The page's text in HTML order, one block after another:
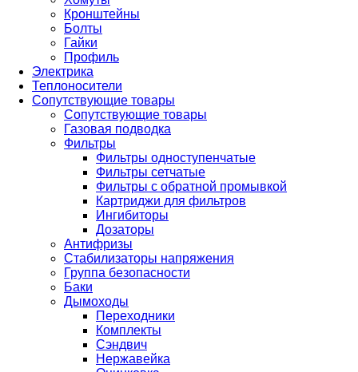
Кронштейны
Болты
Гайки
Профиль
Электрика
Теплоносители
Сопутствующие товары
Сопутствующие товары
Газовая подводка
Фильтры
Фильтры одноступенчатые
Фильтры сетчатые
Фильтры с обратной промывкой
Картриджи для фильтров
Ингибиторы
Дозаторы
Антифризы
Стабилизаторы напряжения
Группа безопасности
Баки
Дымоходы
Переходники
Комплекты
Сэндвич
Нержавейка